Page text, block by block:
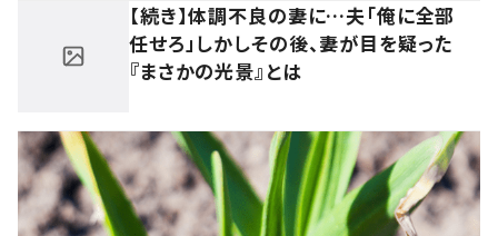
【続き】体調不良の妻に…夫「俺に全部
任せろ」しかしその後、妻が目を疑った
『まさかの光景』とは